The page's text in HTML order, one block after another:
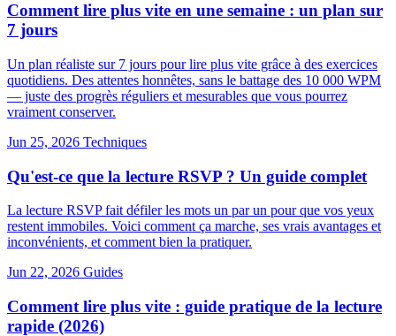
Comment lire plus vite en une semaine : un plan sur
7 jours
Un plan réaliste sur 7 jours pour lire plus vite grâce à des exercices
quotidiens. Des attentes honnêtes, sans le battage des 10 000 WPM
— juste des progrès réguliers et mesurables que vous pourrez
vraiment conserver.
Jun 25, 2026 Techniques
Qu'est-ce que la lecture RSVP ? Un guide complet
La lecture RSVP fait défiler les mots un par un pour que vos yeux
restent immobiles. Voici comment ça marche, ses vrais avantages et
inconvénients, et comment bien la pratiquer.
Jun 22, 2026 Guides
Comment lire plus vite : guide pratique de la lecture
rapide (2026)